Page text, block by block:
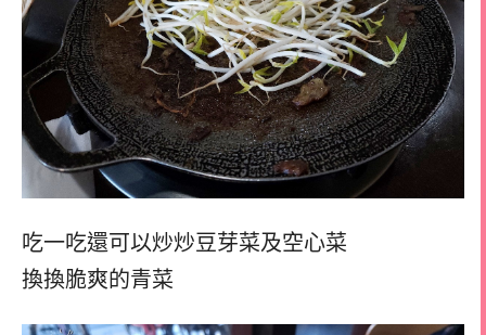
吃一吃還可以炒炒豆芽菜及空心菜
換換脆爽的青菜